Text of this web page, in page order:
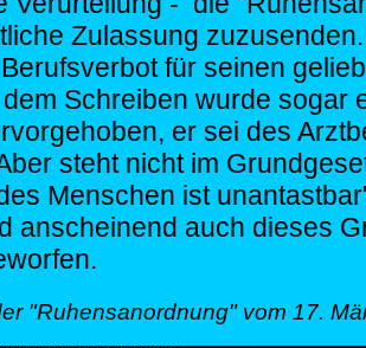
Zulassung
für seinen
Schreiben wurde sogar
er sei des
steht nicht im
Menschen ist
anscheinend auch dieses
"Ruhensanordnung" vom 17.